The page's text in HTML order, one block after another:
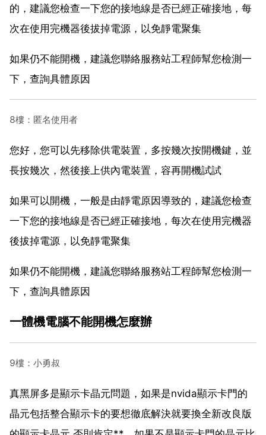
的，建議您檢查一下您的接地線是否已經正確接地，每
次在使用完機器後拔掉電源，以免靜電聚集
如果仍不能開機，建議您聯絡服務站工程師幫您檢測一
下，查詢具體原因
8樓：匿名使用者
您好，您可以先移除供電裝置，多按幾次按開機鍵，並
長按幾次，然後接上供內電裝置，容再開機試試
如果可以開機，一般是由靜電原因導致的，建議您檢查
一下您的接地線是否已經正確接地，每次在使用完機器
後拔掉電源，以免靜電聚集
如果仍不能開機，建議您聯絡服務站工程師幫您檢測一
下，查詢具體原因
一體機電腦不能開機怎麼辦
9樓：小勇叔
真黑屏多是顯示卡晶元問題，如果是nvida顯示卡門的
晶元包括整合顯示卡的要想徹底解決就要換全新改良版